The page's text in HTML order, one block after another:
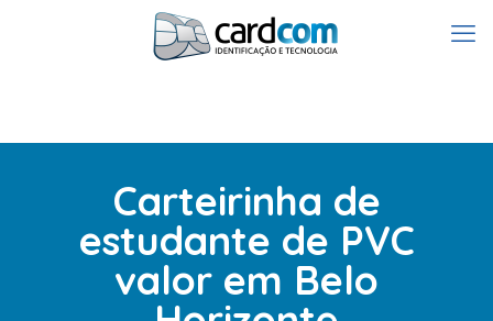
Carteirinha de
estudante de PVC
valor em Belo